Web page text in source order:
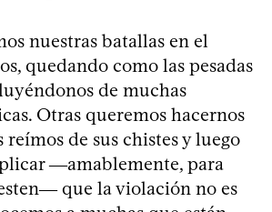
nuestras batallas en el
quedando como las pesadas
de muchas
Otras queremos hacernos
reímos de sus chistes y luego
―amablemente, para
que la violación no es